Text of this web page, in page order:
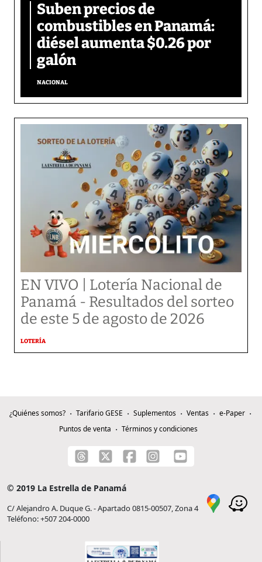
Suben precios de
combustibles en Panamá:
diésel aumenta $0.26 por
galón
NACIONAL
EN VIVO | Lotería Nacional de
Panamá - Resultados del sorteo
de este 5 de agosto de 2026
LOTERÍA
¿Quiénes somos? Tarifario GESE Suplementos Ventas
e-Paper
Puntos de venta
Términos y condiciones
© 2019 La Estrella de Panamá
C/ Alejandro A. Duque G. - Apartado 0815-00507, Zona 4
Teléfono: +507 204-0000